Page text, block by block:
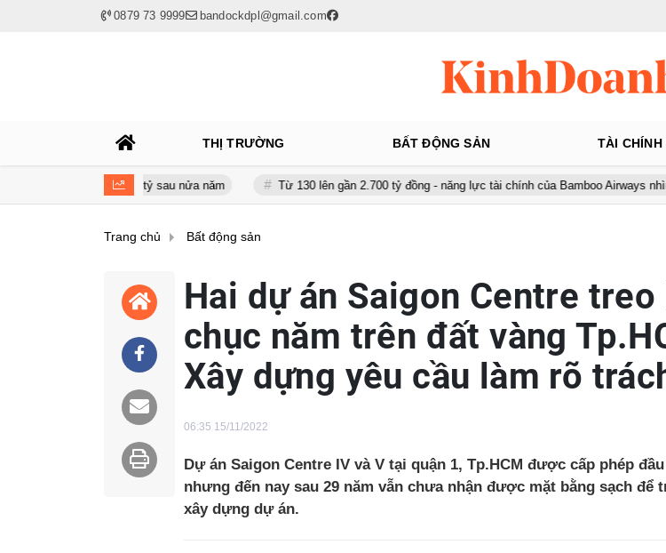
0879 73 9999 bandockdpl@gmail.com
THỊ TRƯỜNG BẤT ĐỘNG SẢN TÀI
gần 120 tỷ sau nửa năm Từ 130 lên gần 2.700 tỷ đồng - năng lực tài chính của Bamboo Airways nhìn từ công
Trang chủ Bất động sản
Hai dự án Saigon Centre treo
chục năm trên đất vàng
Xây dựng yêu cầu làm rõ
06:35 15/11/2022
Dự án Saigon Centre IV và V tại quận 1, Tp.HCM được cấp phép
nhưng đến nay sau 29 năm vẫn chưa nhận được mặt bằng sạch để
xây dựng dự án.